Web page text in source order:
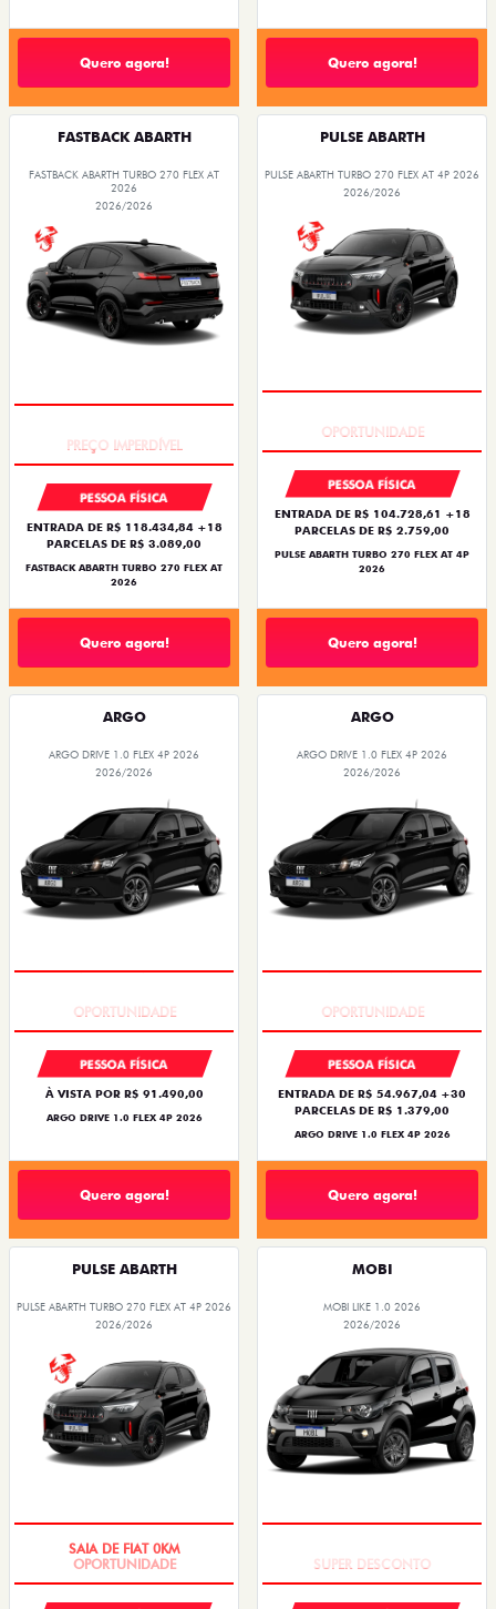
Quero agora! Quero agora!
FASTBACK ABARTH
FASTBACK ABARTH TURBO 270 FLEX AT
2026
2026/2026
PESSOA FÍSICA
ENTRADA DE R$ 118.434,84 +18
PARCELAS DE R$ 3.089,00
FASTBACK ABARTH TURBO 270 FLEX AT
2026
Quero agora!
PULSE ABARTH
PULSE ABARTH TURBO 270 FLEX AT 4P 2026
2026/2026
PESSOA FÍSICA
ENTRADA DE R$ 104.728,61 +18
PARCELAS DE R$ 2.759,00
PULSE ABARTH TURBO 270 FLEX AT 4P
2026
Quero agora!
ARGO
ARGO DRIVE 1.0 FLEX 4P 2026
2026/2026
PESSOA FÍSICA
À VISTA POR R$ 91.490,00
ARGO DRIVE 1.0 FLEX 4P 2026
Quero agora!
ARGO
ARGO DRIVE 1.0 FLEX 4P 2026
2026/2026
PESSOA FÍSICA
ENTRADA DE R$ 54.967,04 +30
PARCELAS DE R$ 1.379,00
ARGO DRIVE 1.0 FLEX 4P 2026
Quero agora!
PULSE ABARTH
PULSE ABARTH TURBO 270 FLEX AT 4P 2026
2026/2026
MOBI
MOBI LIKE 1.0 2026
2026/2026